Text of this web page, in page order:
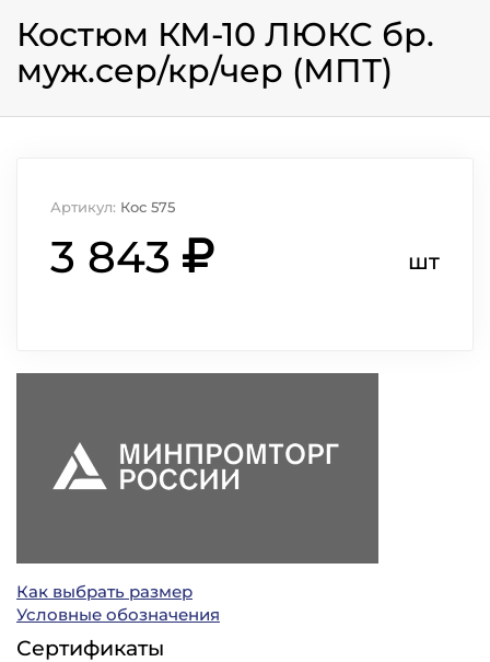
Костюм КМ-10 ЛЮКС бр.
муж.сер/кр/чер (МПТ)
Артикул: Кос 575
3 843 шт
Как выбрать размер
Условные обозначения
Сертификаты